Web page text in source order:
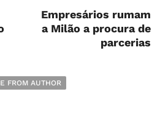
Empresários rumam
a Milão a procura de
parcerias
FROM AUTHOR